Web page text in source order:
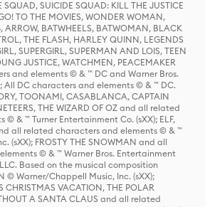
SQUAD, SUICIDE SQUAD: KILL THE JUSTICE
TO THE MOVIES, WONDER WOMAN,
ARROW, BATWHEELS, BATWOMAN, BLACK
THE FLASH, HARLEY QUINN, LEGENDS
SUPERGIRL, SUPERMAN AND LOIS, TEEN
JUSTICE, WATCHMEN, PEACEMAKER
and elements © & ™ DC and Warner Bros.
All DC characters and elements © & ™ DC.
TOONAMI, CASABLANCA, CAPTAIN
THE WIZARD OF OZ and all related
& ™ Turner Entertainment Co. (sXX); ELF,
all related characters and elements © & ™
(sXX); FROSTY THE SNOWMAN and all
© & ™ Warner Bros. Entertainment
Based on the musical composition
© Warner/Chappell Music, Inc. (sXX);
VACATION, THE POLAR
A SANTA CLAUS and all related